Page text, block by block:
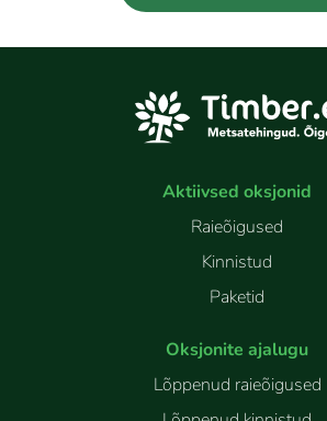
Aktiivsed oksjonid
Raieõigused
Kinnistud
Paketid
Oksjonite ajalugu
Lõppenud raieõigused